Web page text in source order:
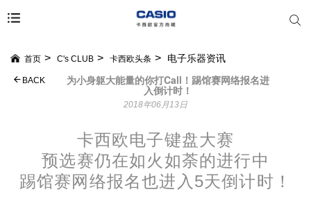
首页 C's CLUB 卡西欧头条 电子乐器资讯
为小身躯大能量的你打Call！踢馆赛网络报名进
入倒计时！
BACK
2018年06月13日
卡西欧电子键盘大赛
预选赛仍在如火如荼的进行中
踢馆赛网络报名也进入5天倒计时！